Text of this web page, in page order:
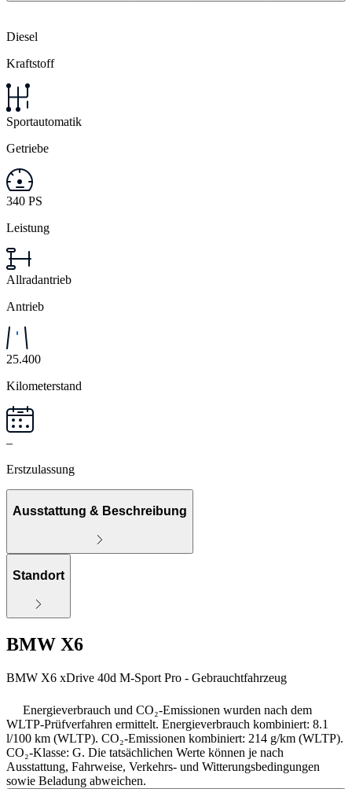
Diesel
Kraftstoff
Sportautomatik
Getriebe
340 PS
Leistung
Allradantrieb
Antrieb
25.400
Kilometerstand
–
Erstzulassung
Ausstattung & Beschreibung
Standort
BMW X6
BMW X6 xDrive 40d M-Sport Pro - Gebrauchtfahrzeug
Energieverbrauch und CO₂-Emissionen wurden nach dem
WLTP-Prüfverfahren ermittelt. Energieverbrauch kombiniert: 8.1
l/100 km (WLTP). CO₂-Emissionen kombiniert: 214 g/km (WLTP).
CO₂-Klasse: G. Die tatsächlichen Werte können je nach
Ausstattung, Fahrweise, Verkehrs- und Witterungsbedingungen
sowie Beladung abweichen.